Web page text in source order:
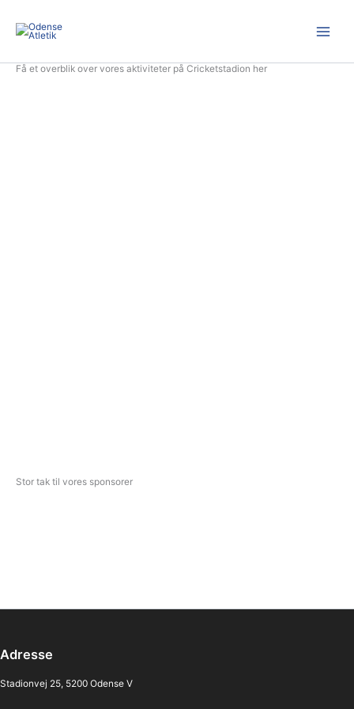
indholdet
Få et overblik over vores aktiviteter på Cricketstadion her
Stor tak til vores sponsorer
Adresse
Stadionvej 25, 5200 Odense V